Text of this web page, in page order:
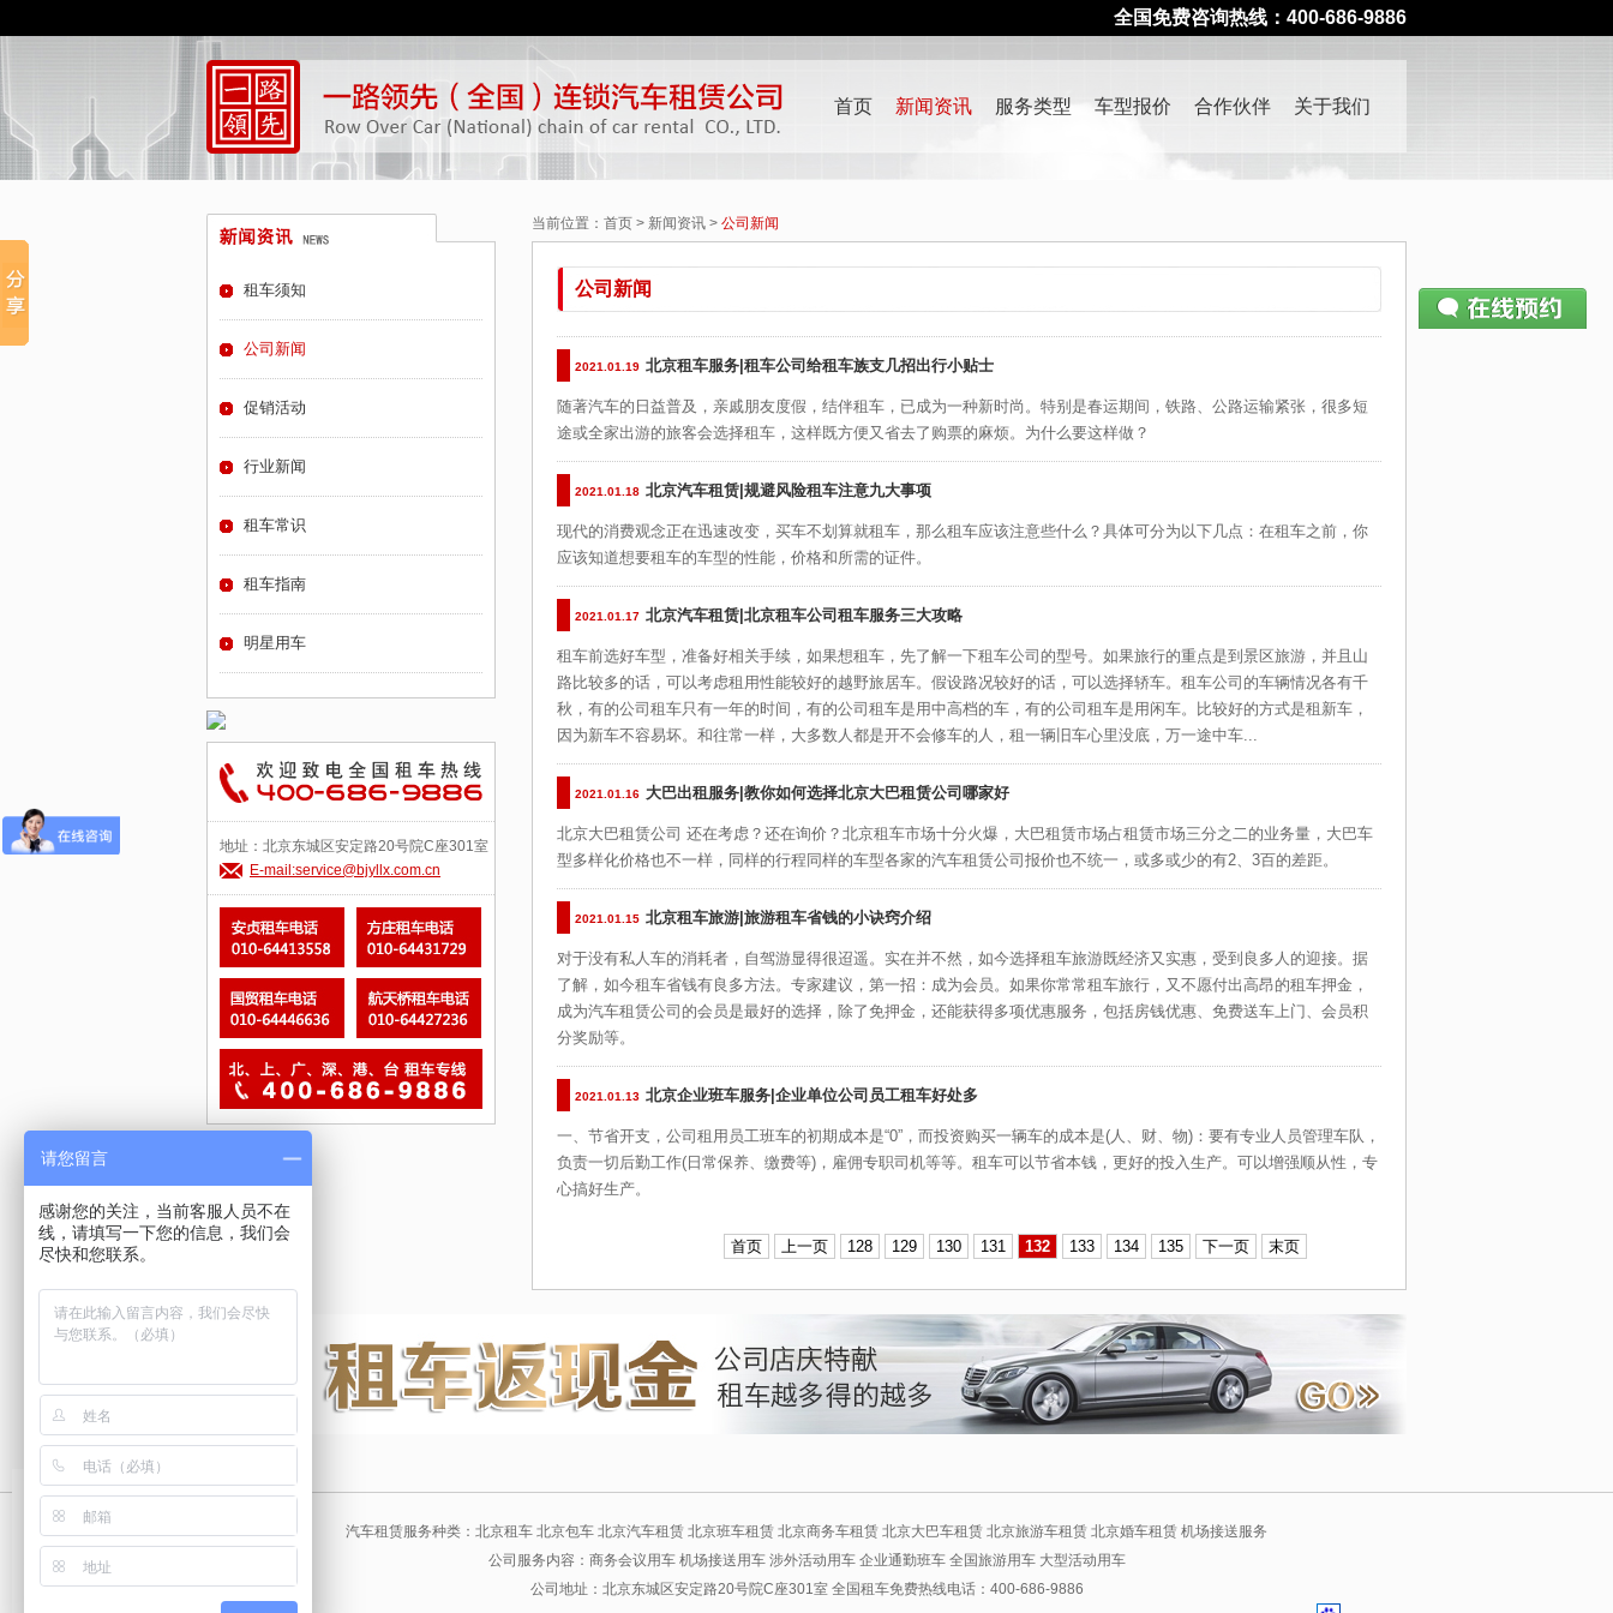
全国免费咨询热线：400-686-9886
首页 新闻资讯 服务类型 车型报价 合作伙伴 关于我们
当前位置： 首页 > 新闻资讯 > 公司新闻
公司新闻
2021.01.19 北京租车服务|租车公司给租车族支几招出行小贴士
随著汽车的日益普及，亲戚朋友度假，结伴租车，已成为一种新时尚。特别是春运期间，铁路、公路运输紧张，很多短
途或全家出游的旅客会选择租车，这样既方便又省去了购票的麻烦。为什么要这样做？
2021.01.18 北京汽车租赁|规避风险租车注意九大事项
现代的消费观念正在迅速改变，买车不划算就租车，那么租车应该注意些什么？具体可分为以下几点：在租车之前，你
应该知道想要租车的车型的性能，价格和所需的证件。
2021.01.17 北京汽车租赁|北京租车公司租车服务三大攻略
租车前选好车型，准备好相关手续，如果想租车，先了解一下租车公司的型号。如果旅行的重点是到景区旅游，并且山
路比较多的话，可以考虑租用性能较好的越野旅居车。假设路况较好的话，可以选择轿车。租车公司的车辆情况各有千
秋，有的公司租车只有一年的时间，有的公司租车是用中高档的车，有的公司租车是用闲车。比较好的方式是租新车，
因为新车不容易坏。和往常一样，大多数人都是开不会修车的人，租一辆旧车心里没底，万一途中车...
2021.01.16 大巴出租服务|教你如何选择北京大巴租赁公司哪家好
北京大巴租赁公司 还在考虑？还在询价？北京租车市场十分火爆，大巴租赁市场占租赁市场三分之二的业务量，大巴车
型多样化价格也不一样，同样的行程同样的车型各家的汽车租赁公司报价也不统一，或多或少的有2、3百的差距。
2021.01.15 北京租车旅游|旅游租车省钱的小诀窍介绍
对于没有私人车的消耗者，自驾游显得很迢遥。实在并不然，如今选择租车旅游既经济又实惠，受到良多人的迎接。据
了解，如今租车省钱有良多方法。专家建议，第一招：成为会员。如果你常常租车旅行，又不愿付出高昂的租车押金，
成为汽车租赁公司的会员是最好的选择，除了免押金，还能获得多项优惠服务，包括房钱优惠、免费送车上门、会员积
分奖励等。
2021.01.13 北京企业班车服务|企业单位公司员工租车好处多
一、节省开支，公司租用员工班车的初期成本是“0”，而投资购买一辆车的成本是(人、财、物)：要有专业人员管理车队，
负责一切后勤工作(日常保养、缴费等)，雇佣专职司机等等。租车可以节省本钱，更好的投入生产。可以增强顺从性，专
心搞好生产。
首页 上一页 128 129 130 131 132 133 134 135 下一页 末页
租车须知
公司新闻
促销活动
行业新闻
租车常识
租车指南
明星用车
地址：北京东城区安定路20号院C座301室
E-mail:service@bjyllx.com.cn
汽车租赁服务种类：北京租车 北京包车 北京汽车租赁 北京班车租赁 北京商务车租赁 北京大巴车租赁 北京旅游车租赁 北京婚车租赁 机场接送服务
公司服务内容：商务会议用车 机场接送用车 涉外活动用车 企业通勤班车 全国旅游用车 大型活动用车
公司地址：北京东城区安定路20号院C座301室 全国租车免费热线电话：400-686-9886
请您留言
感谢您的关注，当前客服人员不在
线，请填写一下您的信息，我们会
尽快和您联系。